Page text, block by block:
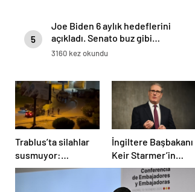
5
Joe Biden 6 aylık hedeflerini
açıkladı. Senato buz gibi…
3160 kez okundu
Trablus’ta silahlar
susmuyor:
Çatışmalar
İngiltere Başbakanı
Keir Starmer’in
evinde yangın çıktı